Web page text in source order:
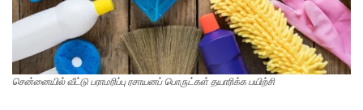
சென்னையில் வீட்டு பராமரிப்பு ரசாயனப் பொருட்கள் தயாரிக்க பயிற்சி